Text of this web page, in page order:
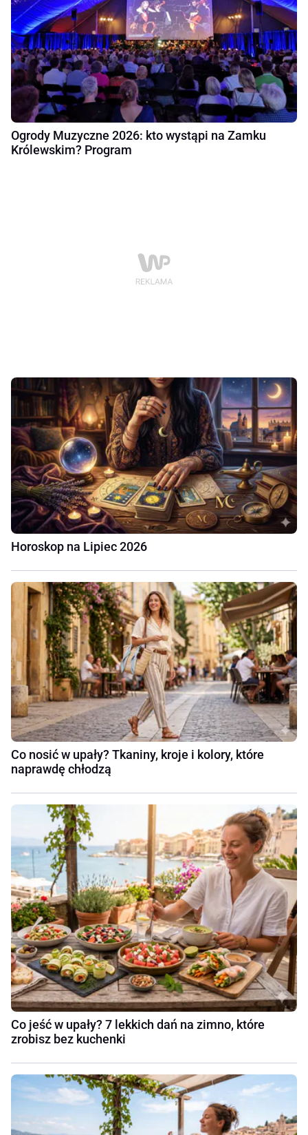
Ogrody Muzyczne 2026: kto wystąpi na Zamku
Królewskim? Program
Horoskop na Lipiec 2026
Co nosić w upały? Tkaniny, kroje i kolory, które
naprawdę chłodzą
Co jeść w upały? 7 lekkich dań na zimno, które
zrobisz bez kuchenki